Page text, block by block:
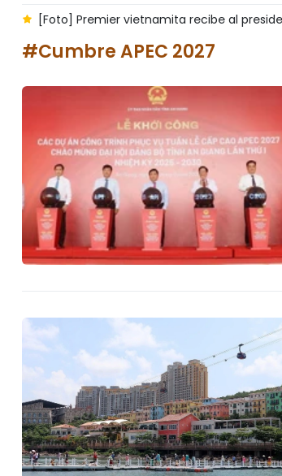
Nacional y de Cámara de Representantes
#Cumbre APEC 2027